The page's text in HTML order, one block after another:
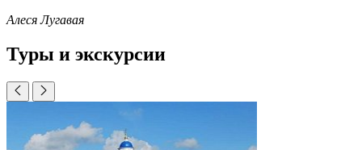
Алеся Лугавая
Туры и экскурсии